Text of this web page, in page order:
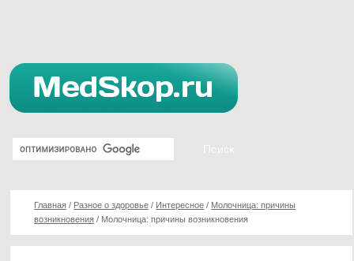
Главная / Разное о здоровье / Интересное / Молочница: причины
возникновения / Молочница: причины возникновения